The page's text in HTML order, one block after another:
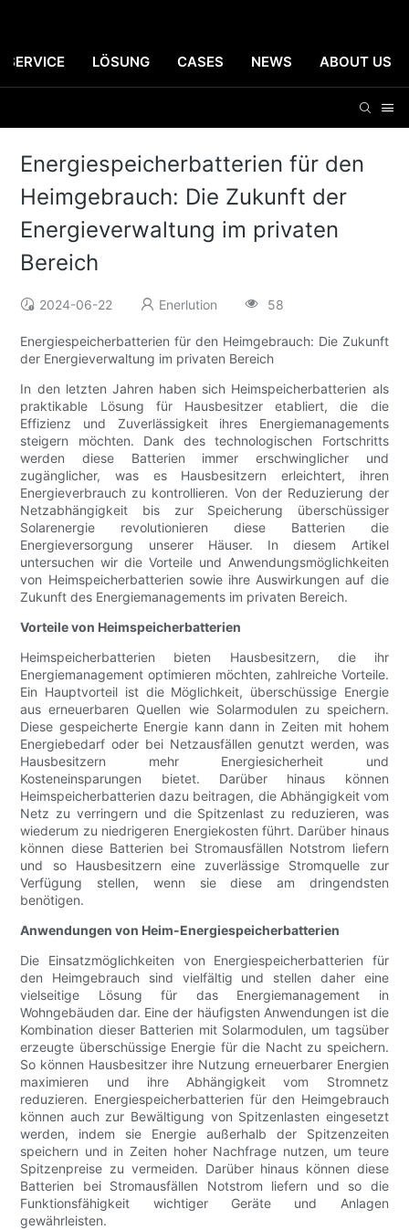
SERVICE LÖSUNG CASES NEWS ABOUT US
Energiespeicherbatterien für den
Heimgebrauch: Die Zukunft der
Energieverwaltung im privaten
Bereich
2024-06-22 Enerlution 58
Energiespeicherbatterien für den Heimgebrauch: Die Zukunft
der Energieverwaltung im privaten Bereich
In den letzten Jahren haben sich Heimspeicherbatterien als
praktikable Lösung für Hausbesitzer etabliert, die die
Effizienz und Zuverlässigkeit ihres Energiemanagements
steigern möchten. Dank des technologischen Fortschritts
werden diese Batterien immer erschwinglicher und
zugänglicher, was es Hausbesitzern erleichtert, ihren
Energieverbrauch zu kontrollieren. Von der Reduzierung der
Netzabhängigkeit bis zur Speicherung überschüssiger
Solarenergie revolutionieren diese Batterien die
Energieversorgung unserer Häuser. In diesem Artikel
untersuchen wir die Vorteile und Anwendungsmöglichkeiten
von Heimspeicherbatterien sowie ihre Auswirkungen auf die
Zukunft des Energiemanagements im privaten Bereich.
Vorteile von Heimspeicherbatterien
Heimspeicherbatterien bieten Hausbesitzern, die ihr
Energiemanagement optimieren möchten, zahlreiche Vorteile.
Ein Hauptvorteil ist die Möglichkeit, überschüssige Energie
aus erneuerbaren Quellen wie Solarmodulen zu speichern.
Diese gespeicherte Energie kann dann in Zeiten mit hohem
Energiebedarf oder bei Netzausfällen genutzt werden, was
Hausbesitzern mehr Energiesicherheit und
Kosteneinsparungen bietet. Darüber hinaus können
Heimspeicherbatterien dazu beitragen, die Abhängigkeit vom
Netz zu verringern und die Spitzenlast zu reduzieren, was
wiederum zu niedrigeren Energiekosten führt. Darüber hinaus
können diese Batterien bei Stromausfällen Notstrom liefern
und so Hausbesitzern eine zuverlässige Stromquelle zur
Verfügung stellen, wenn sie diese am dringendsten
benötigen.
Anwendungen von Heim-Energiespeicherbatterien
Die Einsatzmöglichkeiten von Energiespeicherbatterien für
den Heimgebrauch sind vielfältig und stellen daher eine
vielseitige Lösung für das Energiemanagement in
Wohngebäuden dar. Eine der häufigsten Anwendungen ist die
Kombination dieser Batterien mit Solarmodulen, um tagsüber
erzeugte überschüssige Energie für die Nacht zu speichern.
So können Hausbesitzer ihre Nutzung erneuerbarer Energien
maximieren und ihre Abhängigkeit vom Stromnetz
reduzieren. Energiespeicherbatterien für den Heimgebrauch
können auch zur Bewältigung von Spitzenlasten eingesetzt
werden, indem sie Energie außerhalb der Spitzenzeiten
speichern und in Zeiten hoher Nachfrage nutzen, um teure
Spitzenpreise zu vermeiden. Darüber hinaus können diese
Batterien bei Stromausfällen Notstrom liefern und so die
Funktionsfähigkeit wichtiger Geräte und Anlagen
gewährleisten.